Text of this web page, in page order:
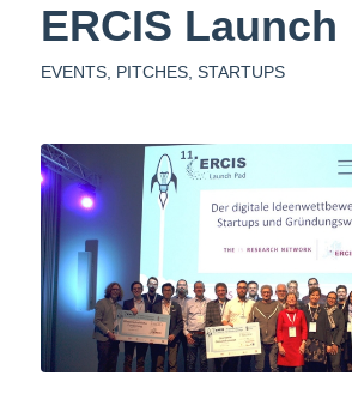
ERCIS Launch
EVENTS, PITCHES, STARTUPS